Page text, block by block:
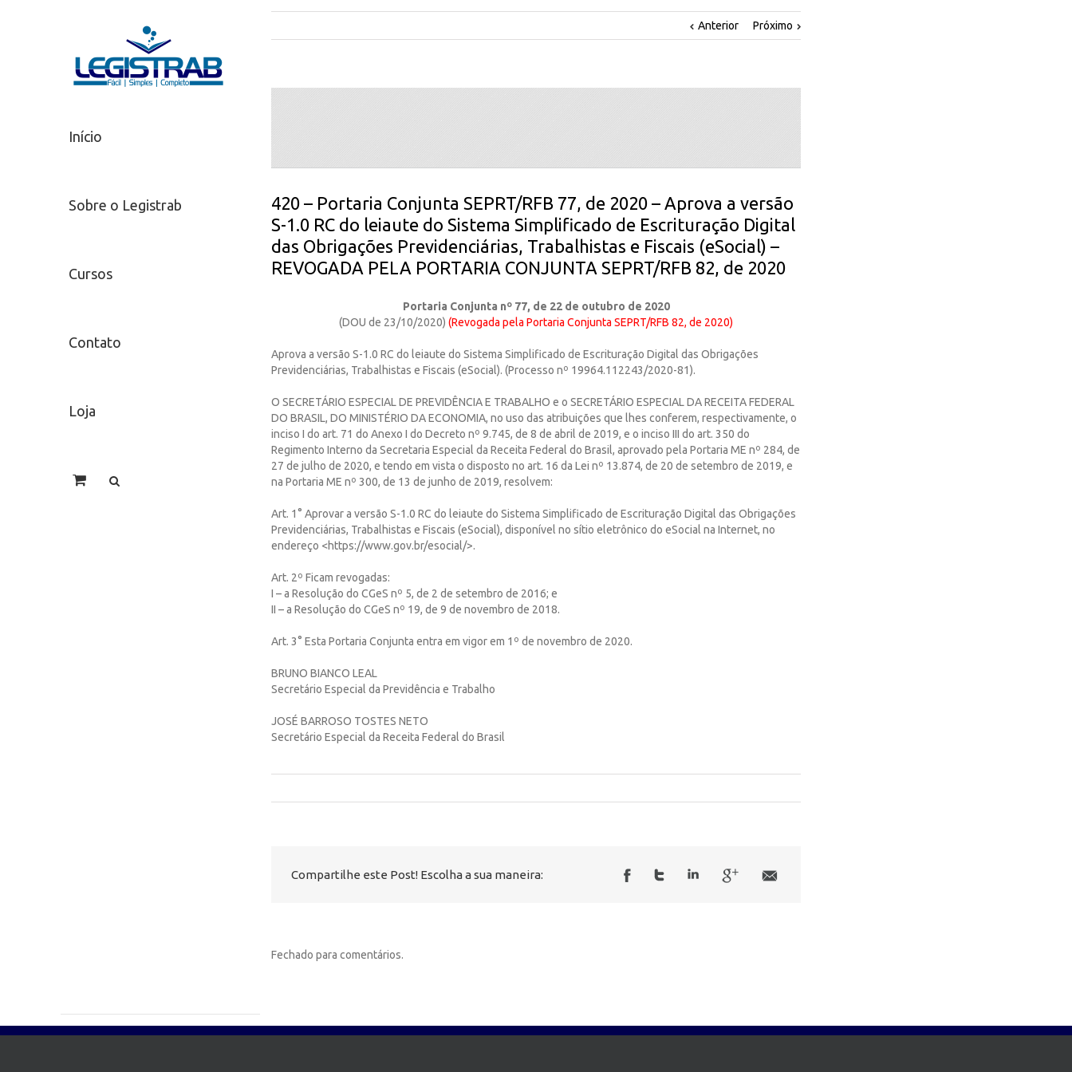
Início
Sobre o Legistrab
Cursos
Contato
Loja
Anterior Próximo
420 – Portaria Conjunta SEPRT/RFB 77, de 2020 – Aprova a versão
S-1.0 RC do leiaute do Sistema Simplificado de Escrituração Digital
das Obrigações Previdenciárias, Trabalhistas e Fiscais (eSocial) –
REVOGADA PELA PORTARIA CONJUNTA SEPRT/RFB 82, de 2020
Portaria Conjunta nº 77, de 22 de outubro de 2020
(DOU de 23/10/2020) (Revogada pela Portaria Conjunta SEPRT/RFB 82, de 2020)
Aprova a versão S-1.0 RC do leiaute do Sistema Simplificado de Escrituração Digital das Obrigações
Previdenciárias, Trabalhistas e Fiscais (eSocial). (Processo nº 19964.112243/2020-81).
O SECRETÁRIO ESPECIAL DE PREVIDÊNCIA E TRABALHO e o SECRETÁRIO ESPECIAL DA RECEITA FEDERAL
DO BRASIL, DO MINISTÉRIO DA ECONOMIA, no uso das atribuições que lhes conferem, respectivamente, o
inciso I do art. 71 do Anexo I do Decreto nº 9.745, de 8 de abril de 2019, e o inciso III do art. 350 do
Regimento Interno da Secretaria Especial da Receita Federal do Brasil, aprovado pela Portaria ME nº 284, de
27 de julho de 2020, e tendo em vista o disposto no art. 16 da Lei nº 13.874, de 20 de setembro de 2019, e
na Portaria ME nº 300, de 13 de junho de 2019, resolvem:
Art. 1° Aprovar a versão S-1.0 RC do leiaute do Sistema Simplificado de Escrituração Digital das Obrigações
Previdenciárias, Trabalhistas e Fiscais (eSocial), disponível no sítio eletrônico do eSocial na Internet, no
endereço <https://www.gov.br/esocial/>.
Art. 2º Ficam revogadas:
I – a Resolução do CGeS nº 5, de 2 de setembro de 2016; e
II – a Resolução do CGeS nº 19, de 9 de novembro de 2018.
Art. 3° Esta Portaria Conjunta entra em vigor em 1º de novembro de 2020.
BRUNO BIANCO LEAL
Secretário Especial da Previdência e Trabalho
JOSÉ BARROSO TOSTES NETO
Secretário Especial da Receita Federal do Brasil
Compartilhe este Post! Escolha a sua maneira:
Fechado para comentários.